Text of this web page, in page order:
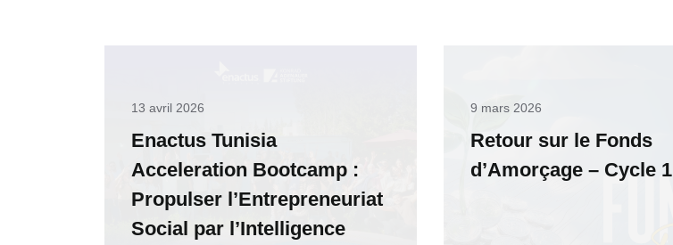
13 avril 2026
Enactus Tunisia
Acceleration Bootcamp :
Propulser l’Entrepreneuriat
Social par l’Intelligence
9 mars 2026
Retour sur le Fonds
d’Amorçage – Cycle 1